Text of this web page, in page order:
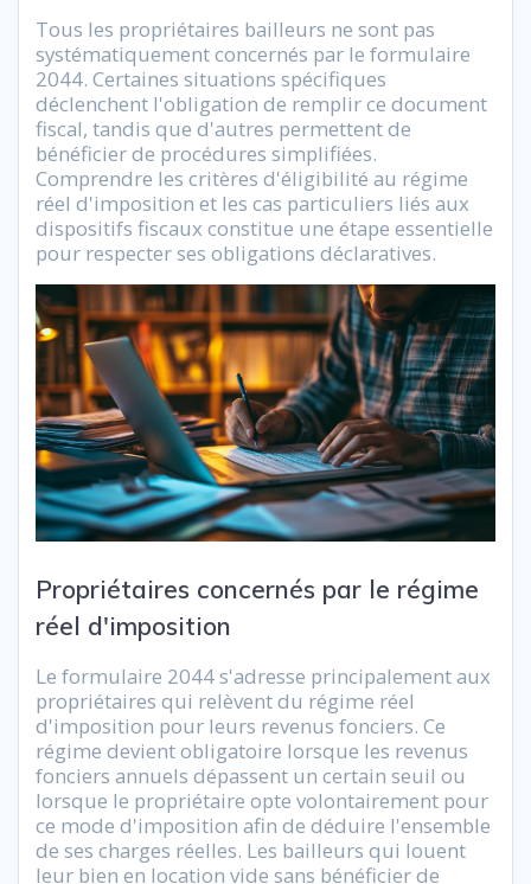
Tous les propriétaires bailleurs ne sont pas
systématiquement concernés par le formulaire
2044. Certaines situations spécifiques
déclenchent l'obligation de remplir ce document
fiscal, tandis que d'autres permettent de
bénéficier de procédures simplifiées.
Comprendre les critères d'éligibilité au régime
réel d'imposition et les cas particuliers liés aux
dispositifs fiscaux constitue une étape essentielle
pour respecter ses obligations déclaratives.
Propriétaires concernés par le régime
réel d'imposition
Le formulaire 2044 s'adresse principalement aux
propriétaires qui relèvent du régime réel
d'imposition pour leurs revenus fonciers. Ce
régime devient obligatoire lorsque les revenus
fonciers annuels dépassent un certain seuil ou
lorsque le propriétaire opte volontairement pour
ce mode d'imposition afin de déduire l'ensemble
de ses charges réelles. Les bailleurs qui louent
leur bien en location vide sans bénéficier de